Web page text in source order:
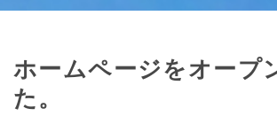
ホームページをオープ
た。